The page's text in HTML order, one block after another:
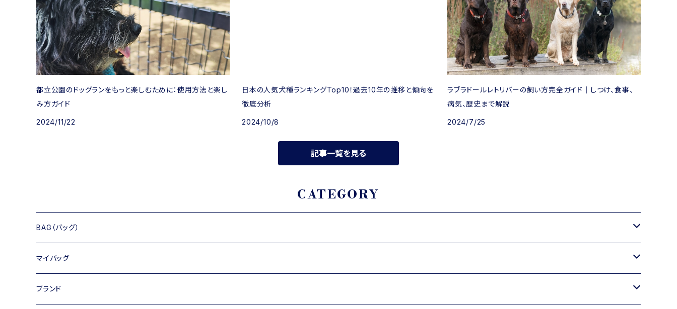
都立公園のドッグランをもっと楽しむために：使用方法と楽し
み方ガイド
2024/11/22
日本の人気犬種ランキングTop10！過去10年の推移と傾向を
徹底分析
2024/10/8
ラブラドールレトリバーの飼い方完全ガイド｜しつけ、食事、
病気、歴史まで解説
2024/7/25
記事一覧を見る
CATEGORY
BAG（バッグ）
トートバッグ
ショルダーバッグ
マイバッグ
キャンバス
ブランド